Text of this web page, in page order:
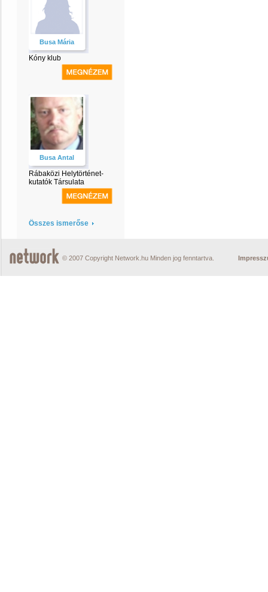
Busa Mária
Kóny klub
Busa Antal
Rábaközi Helytörténet-
kutatók Társulata
Összes ismerőse
© 2007 Copyright Network.hu Minden jog fenntartva.